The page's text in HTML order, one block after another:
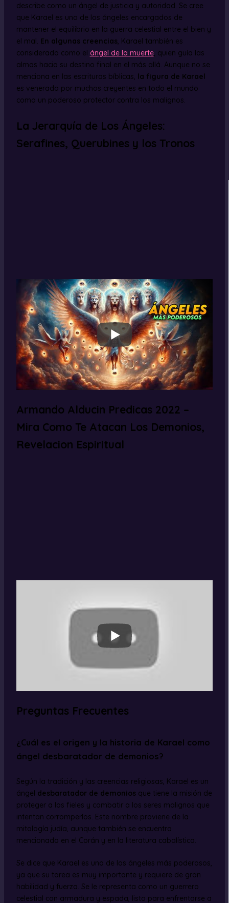
describe como un ángel de justicia y autoridad. Se cree
que Karael es uno de los ángeles encargados de
mantener el equilibrio en la guerra celestial entre el bien y
el mal. En algunas creencias, Karael también es
considerado como el ángel de la muerte, quien guía las
almas hacia su destino final en el más allá. Aunque no se
menciona en las escrituras bíblicas, la figura de Karael
es venerada por muchos creyentes en todo el mundo
como un poderoso protector contra los malignos.
La Jerarquía de Los Ángeles:
Serafines, Querubines y los Tronos
Armando Alducin Predicas 2022 –
Mira Como Te Atacan Los Demonios,
Revelacion Espiritual
Preguntas Frecuentes
¿Cuál es el origen y la historia de Karael como
ángel desbaratador de demonios?
Según la tradición y las creencias religiosas, Karael es un
ángel desbaratador de demoniosque tiene la misión de
proteger a los fieles y combatir a los seres malignos que
intentan corromperlos. Este nombre proviene de la
mitología judía, aunque también se encuentra
mencionado en el Corán y en la literatura cabalística.
Se dice que Karael es uno de los ángeles más poderosos,
ya que su tarea es muy importante y requiere de gran
habilidad y fuerza. Se le representa como un guerrero
celestial con armadura y espada, listo para enfrentarse a